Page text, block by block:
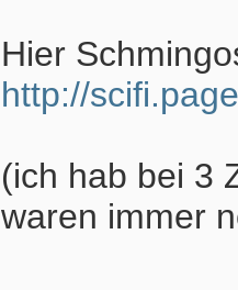
Hier
http://
(ich hab bei 3
waren immer